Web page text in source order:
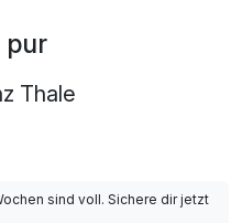
pur
Thale
sind voll. Sichere dir jetzt